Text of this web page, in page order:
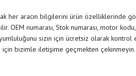
her aracın bilgilerini ürün özelliklerinde
OEM numarası, Stok numarası, motor
sizin için ücretsiz olarak
için bizimle iletişime geçmekten çekinmeyin.